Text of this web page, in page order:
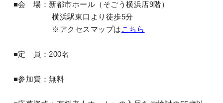
■会 場：新都市ホール（そごう横浜店9階）
横浜駅東口より徒歩5分
※アクセスマップは こちら
■定 員：200名
■参加費：無料